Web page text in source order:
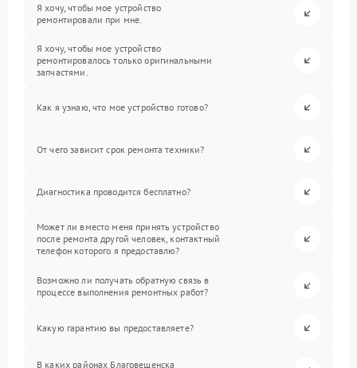
Я хочу, чтобы мое устройство
ремонтировали при мне.
Я хочу, чтобы мое устройство
ремонтировалось только оригинальными
запчастями.
Как я узнаю, что мое устройство готово?
От чего зависит срок ремонта техники?
Диагностика проводится бесплатно?
Может ли вместо меня принять устройство
после ремонта другой человек, контактный
телефон которого я предоставлю?
Возможно ли получать обратную связь в
процессе выполнения ремонтных работ?
Какую гарантию вы предоставляете?
В каких районах Благовещенска